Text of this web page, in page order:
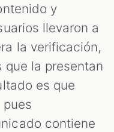
y
llevaron a
la verificación,
que la presentan
es que
contiene